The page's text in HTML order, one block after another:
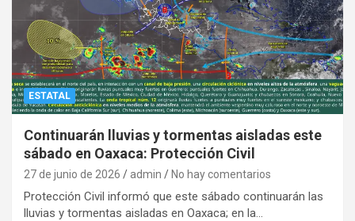
ESTATAL
Continuarán lluvias y tormentas aisladas este
sábado en Oaxaca: Protección Civil
27 de junio de 2026 admin No hay comentarios
Protección Civil informó que este sábado continuarán las
lluvias y tormentas aisladas en Oaxaca; en la…